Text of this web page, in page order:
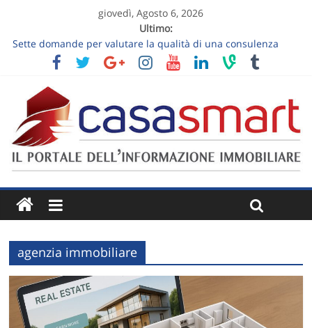
giovedì, Agosto 6, 2026
Ultimo:
Sette domande per valutare la qualità di una consulenza
immobiliare
Visita estiva di una casa: nove osservazioni sul comfort
Vendere un appartamento al piano terra: luce, privacy e
giardino senza slogan
Vendere una casa ereditata: decisioni da prendere prima
dell’annuncio
Follow-up dopo la visita immobiliare: trasformare “ci
pensiamo” in un prossimo passo
agenzia immobiliare